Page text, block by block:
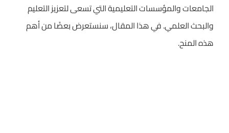
الجامعات والمؤسسات التعليمية التي تسعى لتعزيز التعليم
والبحث العلمي. في هذا المقال، سنستعرض بعضًا من أهم
هذه المنح.